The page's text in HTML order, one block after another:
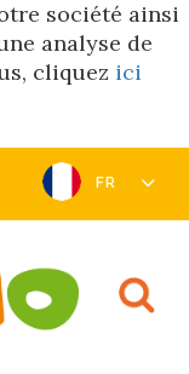
société ainsi
analyse de
cliquez ici
FR